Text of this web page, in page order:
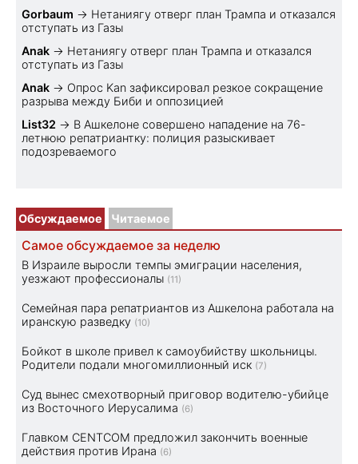
Gorbaum → Нетаниягу отверг план Трампа и отказался
отступать из Газы
Anak → Нетаниягу отверг план Трампа и отказался
отступать из Газы
Anak → Опрос Kan зафиксировал резкое сокращение
разрыва между Биби и оппозицией
List32 → В Ашкелоне совершено нападение на 76-
летнюю репатриантку: полиция разыскивает
подозреваемого
Обсуждаемое Читаемое
Самое обсуждаемое за неделю
В Израиле выросли темпы эмиграции населения,
уезжают профессионалы (11)
Семейная пара репатриантов из Ашкелона работала на
иранскую разведку (10)
Бойкот в школе привел к самоубийству школьницы.
Родители подали многомиллионный иск (7)
Суд вынес смехотворный приговор водителю-убийце
из Восточного Иерусалима (6)
Главком CENTCOM предложил закончить военные
действия против Ирана (6)